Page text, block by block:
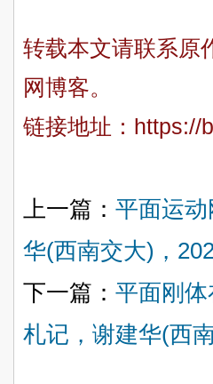
转载本文请联系原
网博客。
链接地址： https://
上一篇： 平面运
华(西南交大)，
下一篇： 平面刚
札记，谢建华(西